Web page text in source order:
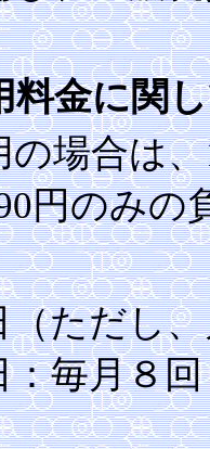
料金に関
場合は、
円のみの
（ただし
月８回